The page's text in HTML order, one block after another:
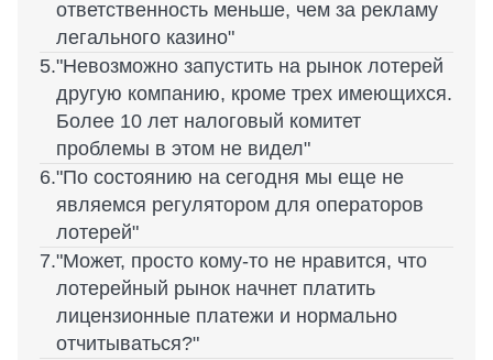
ответственность меньше, чем за рекламу
легального казино"
"Невозможно запустить на рынок лотерей
другую компанию, кроме трех имеющихся.
Более 10 лет налоговый комитет
проблемы в этом не видел"
"По состоянию на сегодня мы еще не
являемся регулятором для операторов
лотерей"
"Может, просто кому-то не нравится, что
лотерейный рынок начнет платить
лицензионные платежи и нормально
отчитываться?"